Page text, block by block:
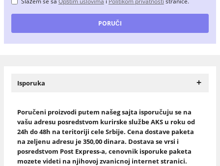
Isporuka +
Poručeni proizvodi putem našeg sajta isporučuju se na
vašu adresu posredstvom kurirske službe AKS u roku od
24h do 48h na teritoriji cele Srbije. Cena dostave paketa
na zeljenu adresu je 350,00 dinara. Dostava se vrsi i
posredstvom Post Express-a, cenovnik isporuke paketa
mozete videti na njihovoj zvanicnoj internet stranici.